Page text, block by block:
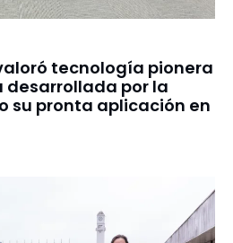
tecnología pionera
por la
su pronta aplicación en